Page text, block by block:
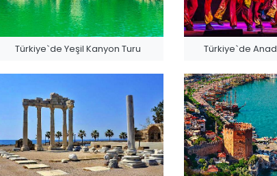
Türkiye`de Yeşil Kanyon Turu Türkiye`de